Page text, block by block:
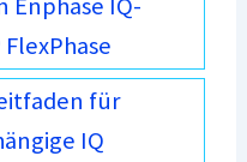
Enphase IQ-
für
IQ